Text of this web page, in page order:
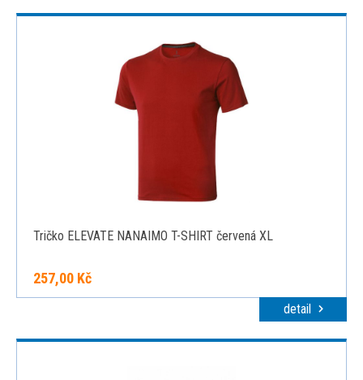
Tričko ELEVATE NANAIMO T-SHIRT červená XL
257,00 Kč
detail